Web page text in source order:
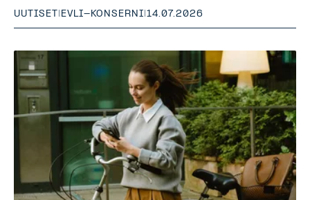
UUTISET | EVLI-KONSERNI|14.07.2026